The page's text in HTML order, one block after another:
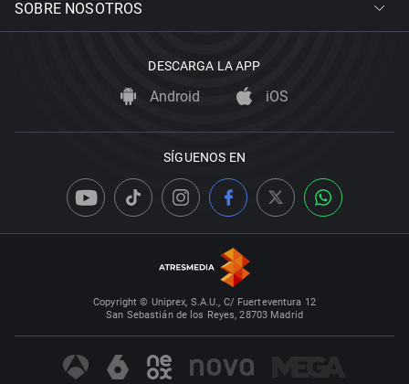
SOBRE NOSOTROS
DESCARGA LA APP
Android iOS
SÍGUENOS EN
Copyright © Uniprex, S.A.U., C/ Fuerteventura 12
San Sebastián de los Reyes, 28703 Madrid